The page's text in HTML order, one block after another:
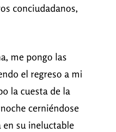
conciudadanos,
me pongo las
el regreso a mi
la cuesta de la
cerniéndose
su ineluctable